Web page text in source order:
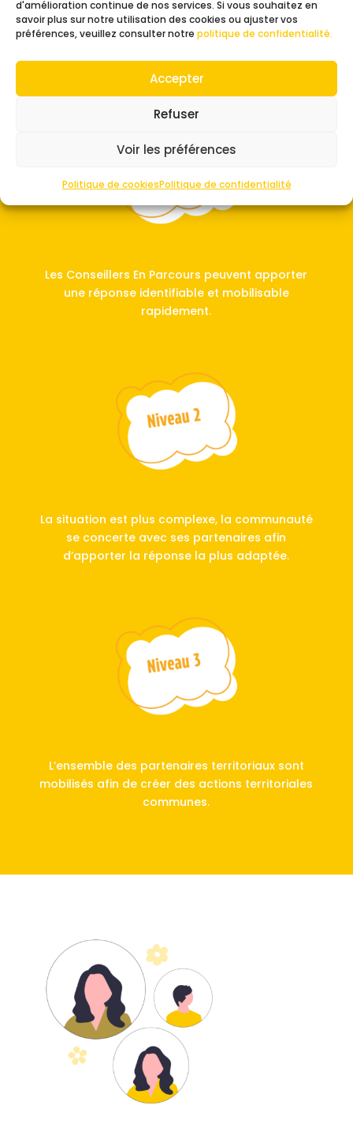
d'amélioration continue de nos services. Si vous souhaitez en
savoir plus sur notre utilisation des cookies ou ajuster vos
préférences, veuillez consulter notre politique de confidentialité.
Accepter
Refuser
Voir les préférences
Politique de cookiesPolitique de confidentialité
Nos missions
Les Conseillers En Parcours peuvent apporter
une réponse identifiable et mobilisable
rapidement.
La situation est plus complexe, la communauté
se concerte avec ses partenaires afin
d’apporter la réponse la plus adaptée.
L’ensemble des partenaires territoriaux sont
mobilisés afin de créer des actions territoriales
communes.